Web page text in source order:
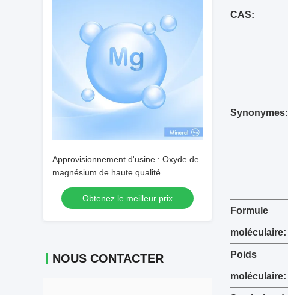
Approvisionnement d'usine : Oxyde de
magnésium de haute qualité
(personnalisable sur demande) — N°
CAS 1309-48-4
Obtenez le meilleur prix
NOUS CONTACTER
CAS:
Synonymes:
Formule
moléculaire:
Poids
moléculaire: